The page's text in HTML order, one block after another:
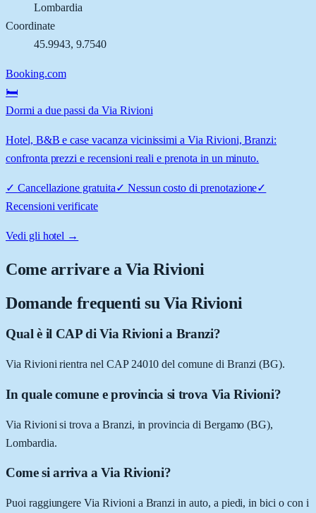
Lombardia
Coordinate
45.9943, 9.7540
Booking.com
🛏️
Dormi a due passi da Via Rivioni
Hotel, B&B e case vacanza vicinissimi a Via Rivioni, Branzi:
confronta prezzi e recensioni reali e prenota in un minuto.
✓ Cancellazione gratuita✓ Nessun costo di prenotazione✓
Recensioni verificate
Vedi gli hotel →
Come arrivare aVia Rivioni
Domande frequenti su Via Rivioni
Qual è il CAP di Via Rivioni a Branzi?
Via Rivioni rientra nel CAP 24010 del comune di Branzi (BG).
In quale comune e provincia si trova Via Rivioni?
Via Rivioni si trova a Branzi, in provincia di Bergamo (BG),
Lombardia.
Come si arriva a Via Rivioni?
Puoi raggiungere Via Rivioni a Branzi in auto, a piedi, in bici o con i